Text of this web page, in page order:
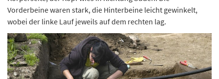
Vorderbeine waren stark, die Hinterbeine leicht gewinkelt,
wobei der linke Lauf jeweils auf dem rechten lag.